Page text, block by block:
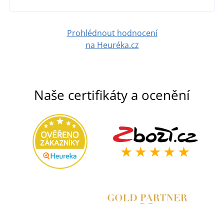
Prohlédnout hodnocení
na Heuréka.cz
Naše certifikáty a ocenění